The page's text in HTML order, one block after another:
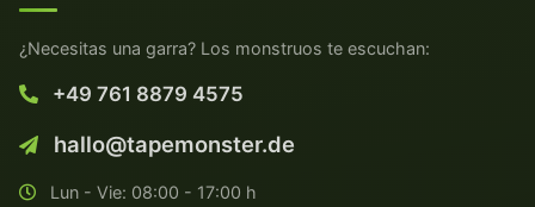
¿Necesitas una garra? Los monstruos te escuchan:
+49 761 8879 4575
hallo@tapemonster.de
Lun - Vie: 08:00 - 17:00 h